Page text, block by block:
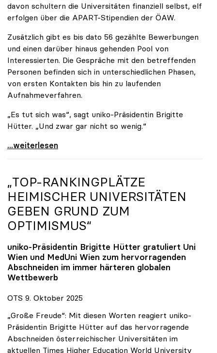
davon schultern die Universitäten finanziell selbst, elf
erfolgen über die APART-Stipendien der ÖAW.
Zusätzlich gibt es bis dato 56 gezählte Bewerbungen
und einen darüber hinaus gehenden Pool von
Interessierten. Die Gespräche mit den betreffenden
Personen befinden sich in unterschiedlichen Phasen,
von ersten Kontakten bis hin zu laufenden
Aufnahmeverfahren.
„Es tut sich was“, sagt uniko-Präsidentin Brigitte
Hütter. „Und zwar gar nicht so wenig.“
Reges Interesse von US-Forscher:innen an
...weiterlesen
„TOP-RANKINGPLÄTZE
HEIMISCHER UNIVERSITÄTEN
GEBEN GRUND ZUM
OPTIMISMUS“
uniko-Präsidentin Brigitte Hütter gratuliert Uni
Wien und MedUni Wien zum hervorragenden
Abschneiden im immer härteren globalen
Wettbewerb
OTS 9. Oktober 2025
„Große Freude“: Mit diesen Worten reagiert uniko-
Präsidentin Brigitte Hütter auf das hervorragende
Abschneiden österreichischer Universitäten im
aktuellen Times Higher Education World University